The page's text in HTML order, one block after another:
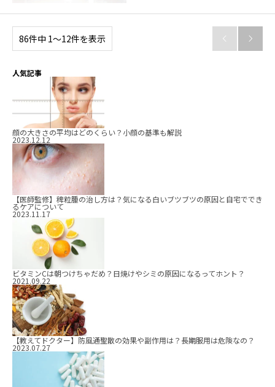
86件中 1〜12件を表示  
人気記事
顔の大きさの平均はどのくらい？小顔の基準も解説
2023.12.12
【医師監修】稗粒腫の治し方は？気になる白いブツブツの原因と自宅ででき
るケアについて
2023.11.17
ビタミンCは朝つけちゃだめ？日焼けやシミの原因になるってホント？
2021.09.22
【教えてドクター】防風通聖散の効果や副作用は？長期服用は危険なの？
2023.07.27